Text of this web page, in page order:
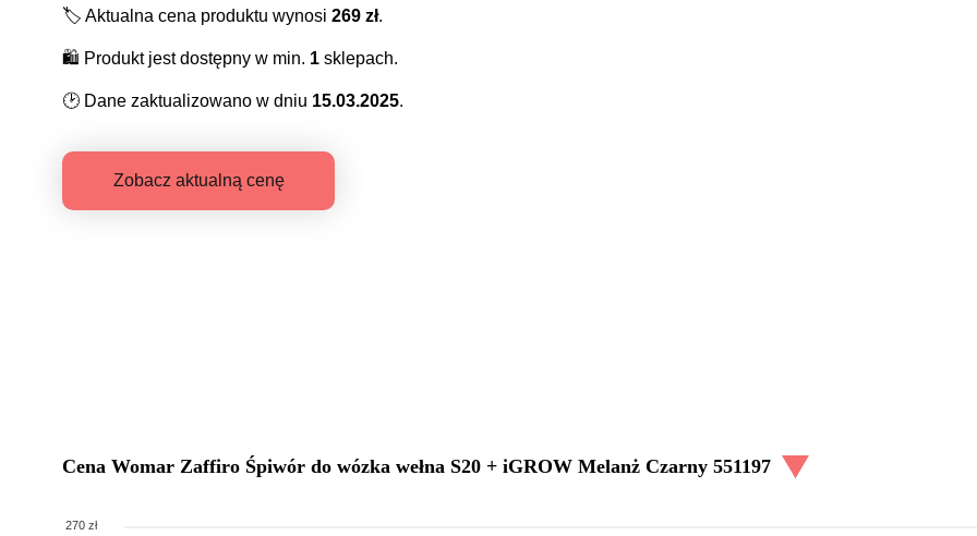
🏷️ Aktualna cena produktu wynosi 269 zł.
🛍️ Produkt jest dostępny w min. 1 sklepach.
🕑 Dane zaktualizowano w dniu 15.03.2025.
Zobacz aktualną cenę
Cena Womar Zaffiro Śpiwór do wózka wełna S20 + iGROW Melanż Czarny 551197
270 zł